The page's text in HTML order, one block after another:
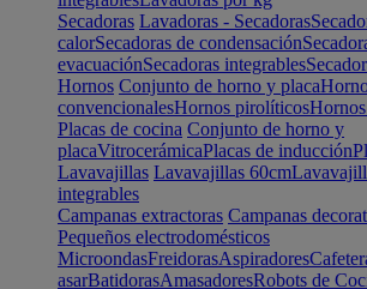
Secadoras Lavadoras - Secadoras
calorSecadoras de condensación
evacuaciónSecadoras integrables
Hornos Conjunto de horno y placa
convencionalesHornos pirolíticos
Placas de cocina Conjunto de horno y
placaVitrocerámicaPlacas de inducción
Lavavajillas Lavavajillas 60cm
integrables
Campanas extractoras Campanas
Pequeños electrodomésticos
MicroondasFreidorasAspiradores
asarBatidorasAmasadoresRobots de